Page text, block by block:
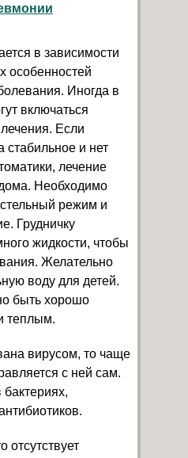
в зависимости
особенностей
Иногда в
включаться
Если
и нет
лечение
Необходимо
режим и
Грудничку
жидкости, чтобы
Желательно
воду для детей.
быть хорошо
теплым.
вирусом, то чаще
с ней сам.
отсутствует